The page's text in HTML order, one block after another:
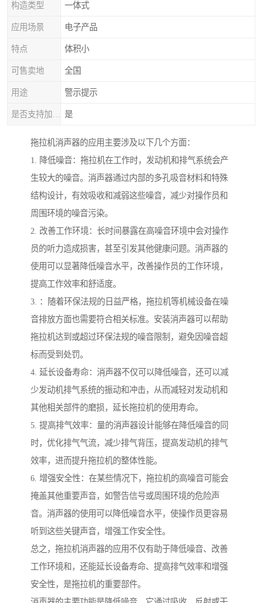
构造类型 一体式
应用场景 电子产品
特点 体积小
可售卖地 全国
用途 警示提示
是
拖拉机消声器的应用主要涉及以下几个方面：
1. 降低噪音：拖拉机在工作时，发动机和排气系统会产
生较大的噪音。消声器通过内部的多孔吸音材料和特殊
结构设计，有效吸收和减弱这些噪音，减少对操作员和
周围环境的噪音污染。
2. 改善工作环境：长时间暴露在高噪音环境中会对操作
员的听力造成损害，甚至引发其他健康问题。消声器的
使用可以显著降低噪音水平，改善操作员的工作环境，
提高工作效率和舒适度。
3. ：随着环保法规的日益严格，拖拉机等机械设备在噪
音排放方面也需要符合相关标准。安装消声器可以帮助
拖拉机达到或超过环保法规的噪音限制，避免因噪音超
标而受到处罚。
4. 延长设备寿命：消声器不仅可以降低噪音，还可以减
少发动机排气系统的振动和冲击，从而减轻对发动机和
其他相关部件的磨损，延长拖拉机的使用寿命。
5. 提高排气效率：量的消声器设计能够在降低噪音的同
时，优化排气气流，减少排气背压，提高发动机的排气
效率，进而提升拖拉机的整体性能。
6. 增强安全性：在某些情况下，拖拉机的高噪音可能会
掩盖其他重要声音，如警告信号或周围环境的危险声
音。消声器的使用可以降低噪音水平，使操作员更容易
听到这些关键声音，增强工作安全性。
总之，拖拉机消声器的应用不仅有助于降低噪音、改善
工作环境和，还能延长设备寿命、提高排气效率和增强
安全性，是拖拉机的重要部件。